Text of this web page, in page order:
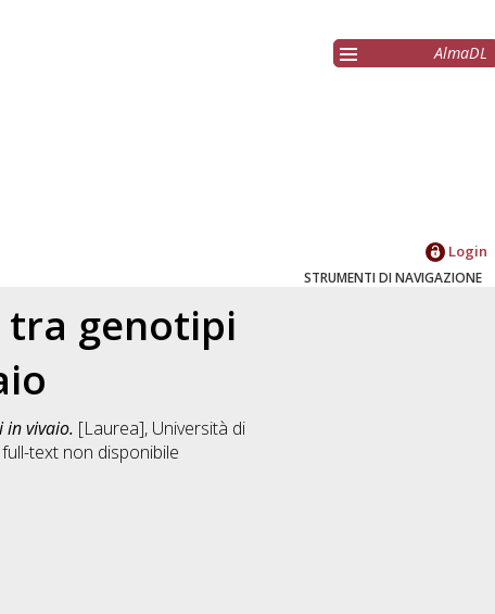
AlmaDL
Login
STRUMENTI DI NAVIGAZIONE
tra genotipi
in vivaio. [Laurea], Università di
text non disponibile